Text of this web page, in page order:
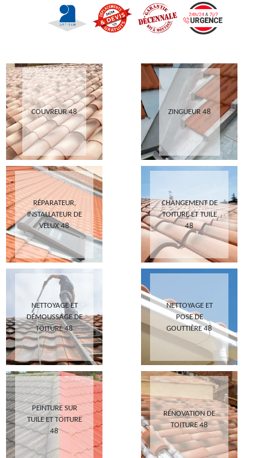
COUVREUR 48 ZINGUEUR 48
RÉPARATEUR,
INSTALLATEUR DE
VELUX 48
CHANGEMENT DE
TOITURE ET TUILE
48
NETTOYAGE ET
DÉMOUSSAGE DE
TOITURE 48
NETTOYAGE ET
POSE DE
GOUTTIÈRE 48
PEINTURE SUR
TUILE ET TOITURE
48
RÉNOVATION DE
TOITURE 48